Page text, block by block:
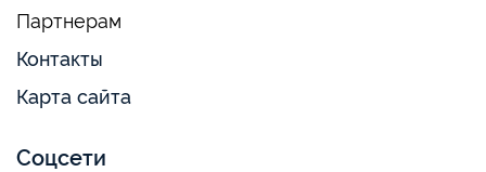
Партнерам
Контакты
Карта сайта
Соцсети